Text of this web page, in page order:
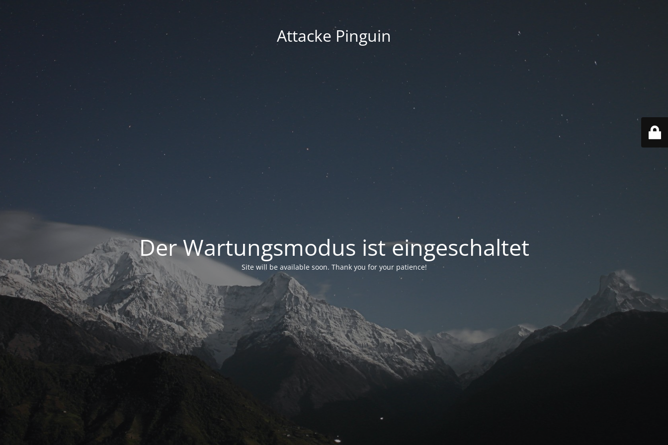
Attacke Pinguin
Der Wartungsmodus ist eingeschaltet
Site will be available soon. Thank you for your patience!